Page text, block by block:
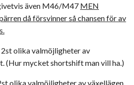
även M46/M47 MEN
då försvinner så chansen för av
olika valmöjligheter av
(Hur mycket shortshift man vill ha.)
olika valmöjligheter av växellägen